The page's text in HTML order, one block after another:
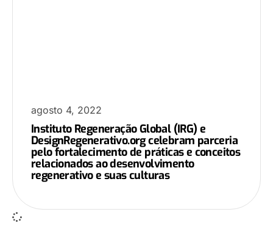
agosto 4, 2022
Instituto Regeneração Global (IRG) e
DesignRegenerativo.org celebram parceria
pelo fortalecimento de práticas e conceitos
relacionados ao desenvolvimento
regenerativo e suas culturas